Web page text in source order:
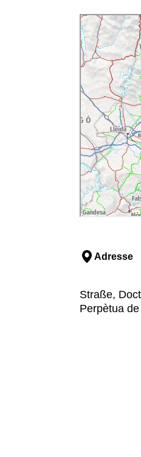
Adresse
Straße,
Perpètua